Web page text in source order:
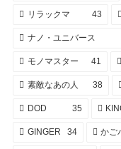
リラックマ 43
ナノ・ユニバース
モノマスター 41
素敵なあの人 38
DOD 35
GINGER 34 かご